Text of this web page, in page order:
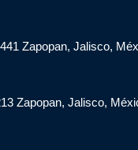
Zapopan, Jalisco,
Zapopan, Jalisco,